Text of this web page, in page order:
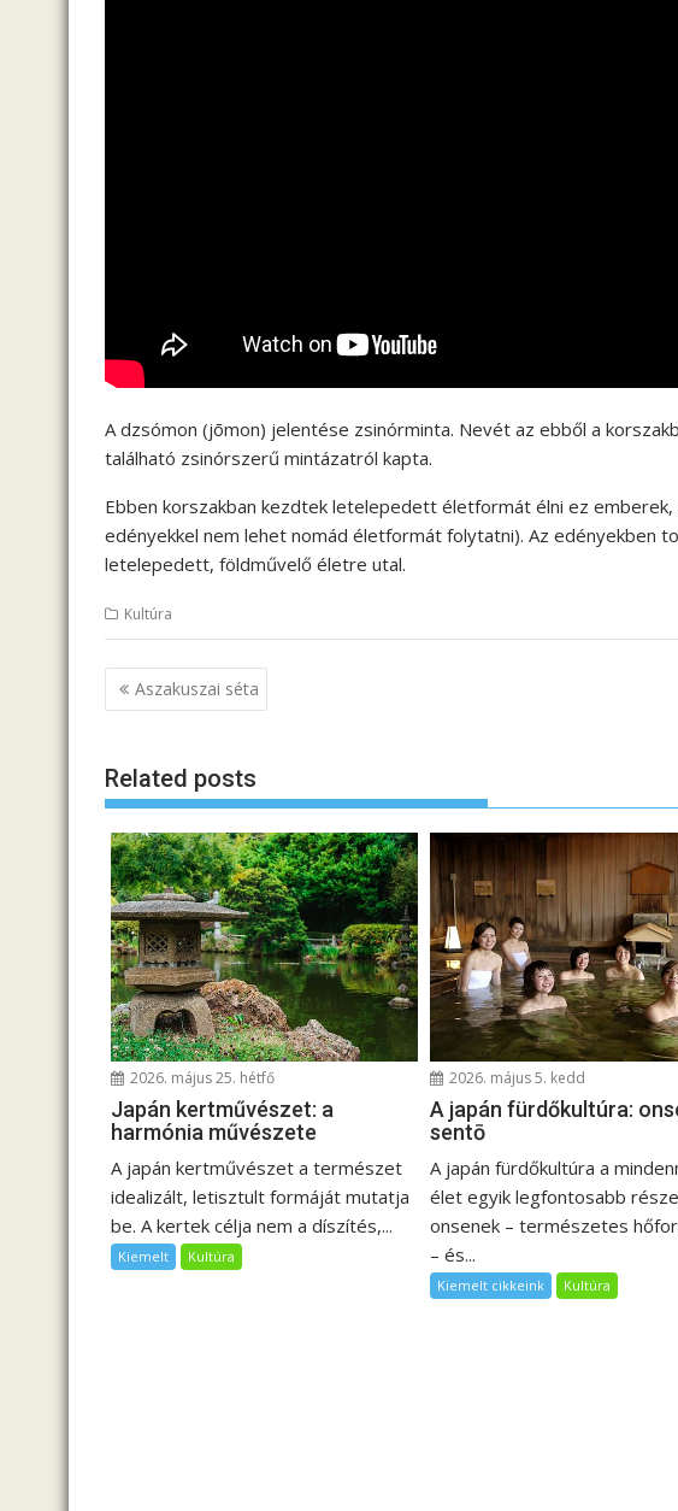
A dzsómon (jōmon) jelentése zsinórminta. Nevét az ebből a
található zsinórszerű mintázatról kapta.
Ebben korszakban kezdtek letelepedett életformát élni ez
edényekkel nem lehet nomád életformát folytatni). Az edényekben
letelepedett, földművelő életre utal.
Kultúra
B
e
e
g
y
z
é
s
n
a
v
i
g
á
c
i
ó
Aszakuszai séta
Related posts
2026. május 25. hétfő
Japán kertművészet: a
harmónia művészete
A japán kertművészet a természet
idealizált, letisztult formáját mutatja
be. A kertek célja nem a díszítés,...
Kiemelt Kultúra
2026. május 5. kedd
A japán fürdőkultúra:
sentō
A japán fürdőkultúra a
élet egyik legfontosabb
onsenek – természetes
– és...
Kiemelt cikkeink Kultúra